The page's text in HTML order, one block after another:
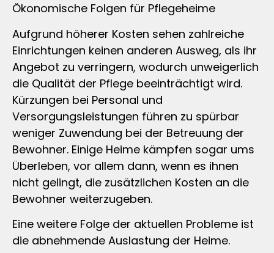
Ökonomische Folgen für Pflegeheime
Aufgrund höherer Kosten sehen zahlreiche
Einrichtungen keinen anderen Ausweg, als ihr
Angebot zu verringern, wodurch unweigerlich
die Qualität der Pflege beeinträchtigt wird.
Kürzungen bei Personal und
Versorgungsleistungen führen zu spürbar
weniger Zuwendung bei der Betreuung der
Bewohner. Einige Heime kämpfen sogar ums
Überleben, vor allem dann, wenn es ihnen
nicht gelingt, die zusätzlichen Kosten an die
Bewohner weiterzugeben.
Eine weitere Folge der aktuellen Probleme ist
die abnehmende Auslastung der Heime.